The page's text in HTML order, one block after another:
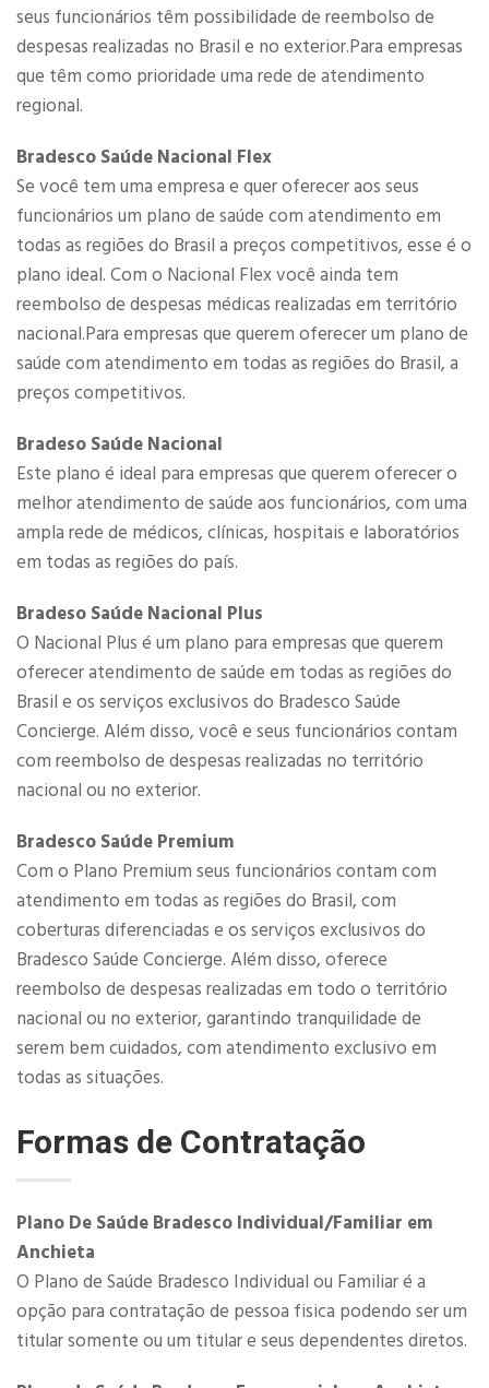
seus funcionários têm possibilidade de reembolso de
despesas realizadas no Brasil e no exterior.Para empresas
que têm como prioridade uma rede de atendimento
regional.​
Bradesco Saúde Nacional Flex
Se você tem uma empresa e quer oferecer aos seus
funcionários um plano de saúde com atendimento em
todas as regiões do Brasil a preços competitivos, esse é o
plano ideal. Com o Nacional Flex você ainda tem
reembolso de despesas médicas realizadas em território
nacional.Para empresas que querem oferecer um plano de
saúde com atendimento em todas as regiões do Brasil, a
preços competitivos.​
Bradeso Saúde Nacional
Este plano é ideal para empresas que querem oferecer o
melhor atendimento de saúde aos funcionários, com uma
ampla rede de médicos, clínicas, hospitais e laboratórios
em todas as regiões do país.
Bradeso Saúde Nacional Plus
O Nacional Plus é um plano para empresas que querem
oferecer atendimento de saúde em todas as regiões do
Brasil e os serviços exclusivos do Bradesco Saúde
Concierge. Além disso, você e seus funcionários contam
com reembolso de despesas realizadas no território
nacional ou no exterior.
​​Bradesco Saúde Premium
Com o Plano Premium seus funcionários contam com
atendimento em todas as regiões do Brasil, com
coberturas diferenciadas e os serviços exclusivos do
Bradesco Saúde Concierge. Além disso, oferece
reembolso de despesas realizadas em todo o território
nacional ou no exterior, garantindo tranquilidade de
serem bem cuidados, com atendimento exclusivo em
todas as situações.
Formas de Contratação
Plano De Saúde Bradesco Individual/Familiar em
Anchieta
O Plano de Saúde Bradesco Individual ou Familiar é a
opção para contratação de pessoa fisica podendo ser um
titular somente ou um titular e seus dependentes diretos.